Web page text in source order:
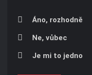
Áno, rozhodně
Ne, vůbec
Je mi to jedno